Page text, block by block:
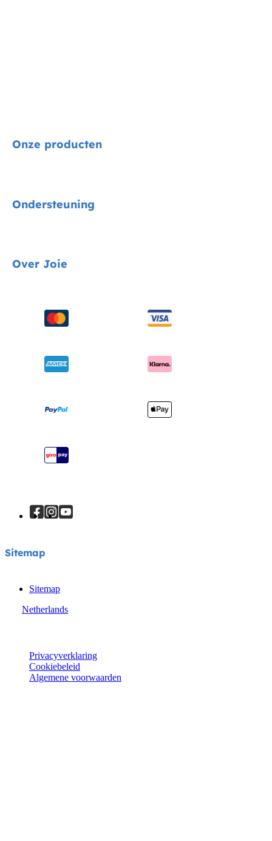
Onze producten
Kinderstoelen
Wiegen & ledikanten
Ondersteuning
Productondersteuning
Compatibele producten
Garantie
Sitemap
Over Joie
Over ons
Onderscheidingen
Je product registreren
Sitemap
Sitemap
Netherlands
Privacyverklaring
Cookiebeleid
Algemene voorwaarden